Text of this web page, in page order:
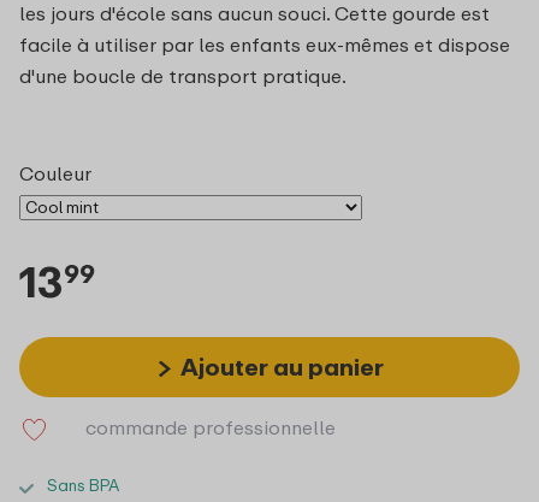
les jours d'école sans aucun souci. Cette gourde est
facile à utiliser par les enfants eux-mêmes et dispose
d'une boucle de transport pratique.
Couleur
1399
Ajouter au panier
commande professionnelle
Sans BPA